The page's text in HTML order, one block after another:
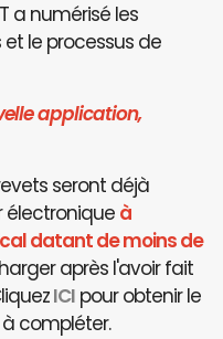
a numérisé les
le processus de
application,
seront déjà
électronique à
datant de moins de
après l'avoir fait
ICI pour obtenir le
compléter.